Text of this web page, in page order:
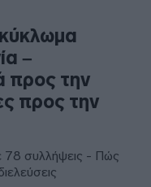
–
προς την
προς την
78 συλλήψεις - Πώς